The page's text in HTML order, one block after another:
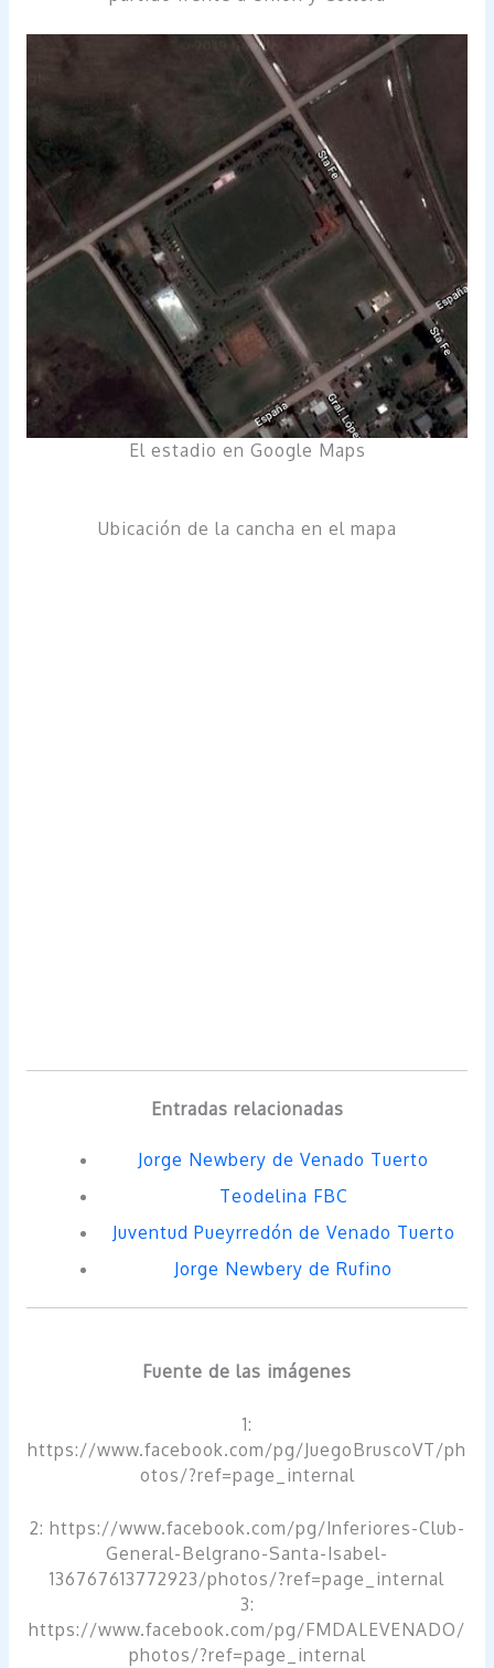
El estadio en Google Maps
Ubicación de la cancha en el mapa
Entradas relacionadas
Jorge Newbery de Venado Tuerto
Teodelina FBC
Juventud Pueyrredón de Venado Tuerto
Jorge Newbery de Rufino
Fuente de las imágenes
1:
https://www.facebook.com/pg/JuegoBruscoVT/ph
otos/?ref=page_internal
2: https://www.facebook.com/pg/Inferiores-Club-
General-Belgrano-Santa-Isabel-
136767613772923/photos/?ref=page_internal
3:
https://www.facebook.com/pg/FMDALEVENADO/
photos/?ref=page_internal